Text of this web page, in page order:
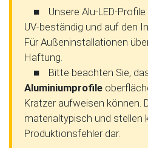
■
Unsere Alu-LED-
UV-beständig und auf den
Für Außeninstallationen
Haftung.
■
Bitte beachten Sie,
Aluminiumprofile
Kratzer aufweisen können.
materialtypisch und stellen
Produktionsfehler dar.